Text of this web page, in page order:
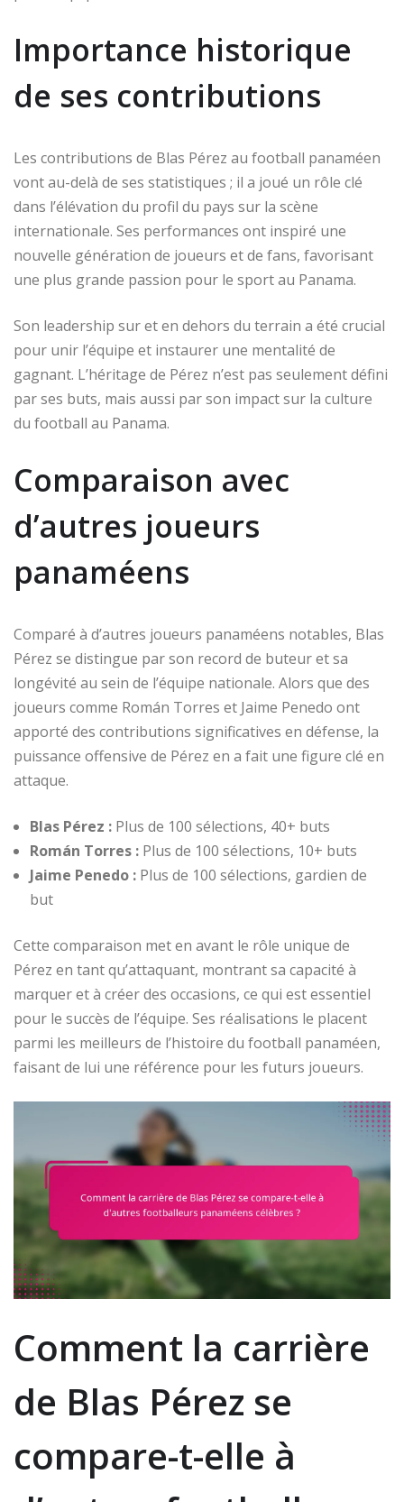
Importance historique
de ses contributions
Les contributions de Blas Pérez au football panaméen
vont au-delà de ses statistiques ; il a joué un rôle clé
dans l’élévation du profil du pays sur la scène
internationale. Ses performances ont inspiré une
nouvelle génération de joueurs et de fans, favorisant
une plus grande passion pour le sport au Panama.
Son leadership sur et en dehors du terrain a été crucial
pour unir l’équipe et instaurer une mentalité de
gagnant. L’héritage de Pérez n’est pas seulement défini
par ses buts, mais aussi par son impact sur la culture
du football au Panama.
Comparaison avec
d’autres joueurs
panaméens
Comparé à d’autres joueurs panaméens notables, Blas
Pérez se distingue par son record de buteur et sa
longévité au sein de l’équipe nationale. Alors que des
joueurs comme Román Torres et Jaime Penedo ont
apporté des contributions significatives en défense, la
puissance offensive de Pérez en a fait une figure clé en
attaque.
Blas Pérez : Plus de 100 sélections, 40+ buts
Román Torres : Plus de 100 sélections, 10+ buts
Jaime Penedo : Plus de 100 sélections, gardien de
but
Cette comparaison met en avant le rôle unique de
Pérez en tant qu’attaquant, montrant sa capacité à
marquer et à créer des occasions, ce qui est essentiel
pour le succès de l’équipe. Ses réalisations le placent
parmi les meilleurs de l’histoire du football panaméen,
faisant de lui une référence pour les futurs joueurs.
Comment la carrière
de Blas Pérez se
compare-t-elle à